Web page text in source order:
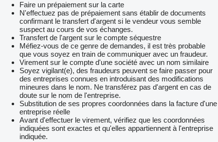
Faire un prépaiement sur la carte
N'effectuez pas de prépaiement sans établir de documents
confirmant le transfert d'argent si le vendeur vous semble
suspect au cours de vos échanges.
Transfert de l'argent sur le compte séquestre
Méfiez-vous de ce genre de demandes, il est très probable
que vous soyez en train de communiquer avec un fraudeur.
Virement sur le compte d'une société avec un nom similaire
Soyez vigilant(e), des fraudeurs peuvent se faire passer pour
des entreprises connues en introduisant des modifications
mineures dans le nom. Ne transférez pas d'argent en cas de
doute sur le nom de l'entreprise.
Substitution de ses propres coordonnées dans la facture d'une
entreprise réelle
Avant d'effectuer le virement, vérifiez que les coordonnées
indiquées sont exactes et qu'elles appartiennent à l'entreprise
indiquée.